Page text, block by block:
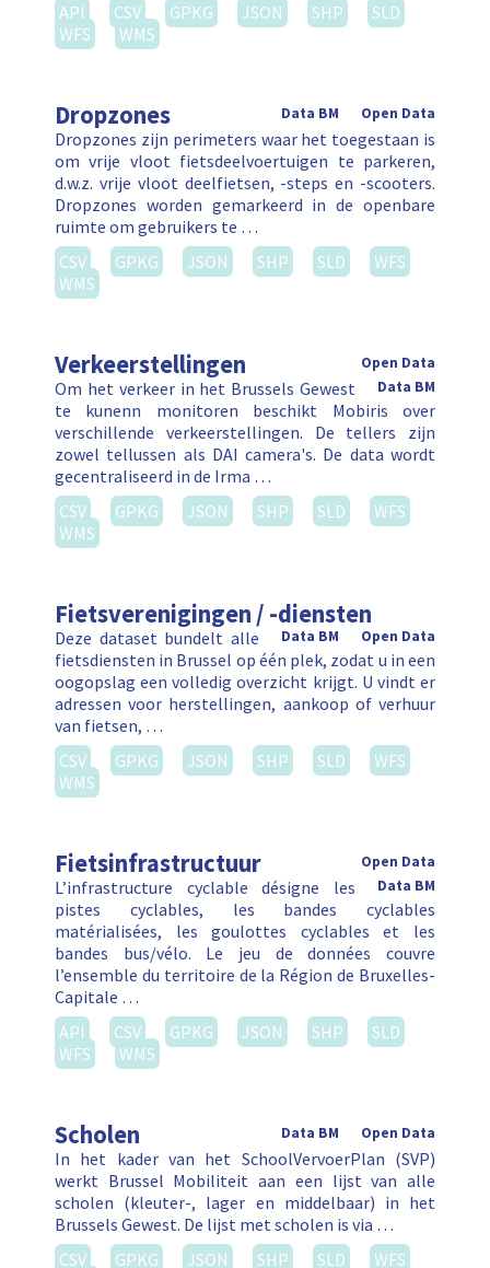
API
CSV GPKG JSON SHP
SLD
WFS
WMS
Dropzones Open Data
Data BM
Dropzones zijn perimeters waar het toegestaan is
om vrije vloot fietsdeelvoertuigen te parkeren,
d.w.z. vrije vloot deelfietsen, -steps en -scooters.
Dropzones worden gemarkeerd in de openbare
ruimte om gebruikers te …
CSV
GPKG JSON SHP SLD
WFS
WMS
Verkeerstellingen
Open Data
Data BM
Om het verkeer in het Brussels Gewest
te kunenn monitoren beschikt Mobiris over
verschillende verkeerstellingen. De tellers zijn
zowel tellussen als DAI camera's. De data wordt
gecentraliseerd in de Irma …
CSV
GPKG JSON SHP SLD
WFS
WMS
Fietsverenigingen / -diensten
Open Data
Data BM
Deze dataset bundelt alle
fietsdiensten in Brussel op één plek, zodat u in een
oogopslag een volledig overzicht krijgt. U vindt er
adressen voor herstellingen, aankoop of verhuur
van fietsen, …
CSV
GPKG JSON SHP SLD
WFS
WMS
Fietsinfrastructuur
Open Data
Data BM
L’infrastructure cyclable désigne les
pistes cyclables, les bandes cyclables
matérialisées, les goulottes cyclables et les
bandes bus/vélo. Le jeu de données couvre
l’ensemble du territoire de la Région de Bruxelles-
Capitale …
API
CSV GPKG JSON SHP
SLD
WFS
WMS
Scholen Open Data
Data BM
In het kader van het SchoolVervoerPlan (SVP)
werkt Brussel Mobiliteit aan een lijst van alle
scholen (kleuter-, lager en middelbaar) in het
Brussels Gewest. De lijst met scholen is via …
CSV
GPKG JSON SHP SLD WFS